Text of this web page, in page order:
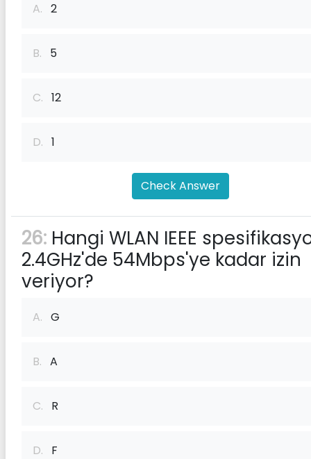
A. 2
B. 5
C. 12
D. 1
Check Answer
26: Hangi WLAN IEEE
2.4GHz'de 54Mbps'ye kadar izin
veriyor?
A. G
B. A
C. R
D. F